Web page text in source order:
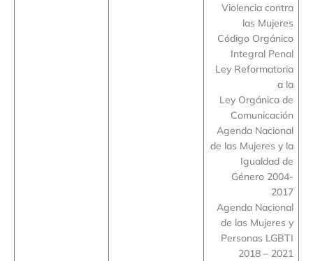
Violencia contra
las Mujeres
Código Orgánico
Integral Penal
Ley Reformatoria
a la
Ley Orgánica de
Comunicación
Agenda Nacional
de las Mujeres y la
Igualdad de
Género 2004-
2017
Agenda Nacional
de las Mujeres y
Personas LGBTI
2018 – 2021